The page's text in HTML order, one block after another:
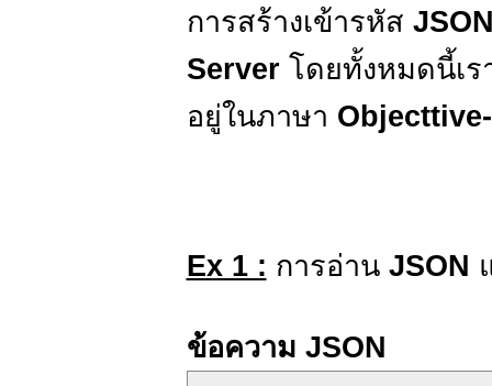
การสร้างเข้ารหัส
Serverโดยทั้งหมดนี้เร
อยู่ในภาษา
Ex 1 : การอ่าน JSON
ข้อความ JSON